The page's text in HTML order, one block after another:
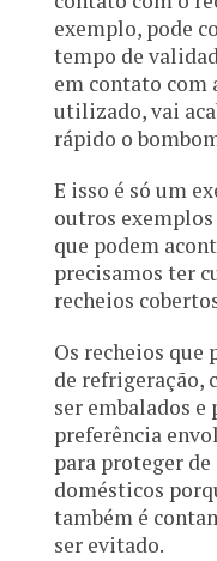
exemplo, pode
tempo de
em contato com
utilizado, vai
rápido o
E isso é só um
outros
que podem
precisamos ter
recheios
Os recheios que
de refrigeração,
ser embalados e
preferência
para proteger
domésticos
também é
ser evitado.